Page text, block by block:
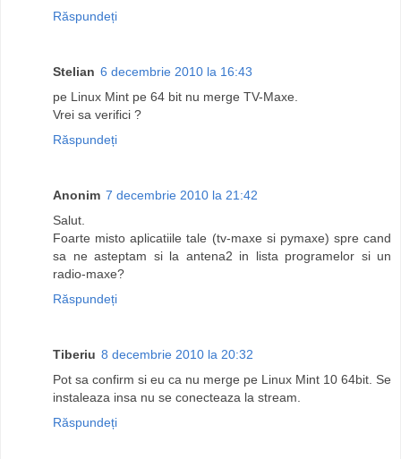
Răspundeți
Stelian 6 decembrie 2010 la 16:43
pe Linux Mint pe 64 bit nu merge TV-Maxe.
Vrei sa verifici ?
Răspundeți
Anonim 7 decembrie 2010 la 21:42
Salut.
Foarte misto aplicatiile tale (tv-maxe si pymaxe) spre cand
sa ne asteptam si la antena2 in lista programelor si un
radio-maxe?
Răspundeți
Tiberiu 8 decembrie 2010 la 20:32
Pot sa confirm si eu ca nu merge pe Linux Mint 10 64bit. Se
instaleaza insa nu se conecteaza la stream.
Răspundeți